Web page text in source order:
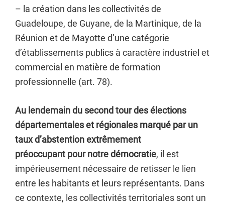
– la création dans les collectivités de
Guadeloupe, de Guyane, de la Martinique, de la
Réunion et de Mayotte d’une catégorie
d’établissements publics à caractère industriel et
commercial en matière de formation
professionnelle (art. 78).
Au lendemain du second tour des élections
départementales et régionales marqué par un
taux d’abstention extrêmement
préoccupant pour notre démocratie, il est
impérieusement nécessaire de retisser le lien
entre les habitants et leurs représentants. Dans
ce contexte, les collectivités territoriales sont un